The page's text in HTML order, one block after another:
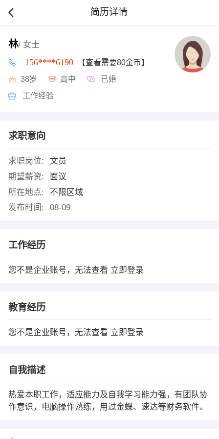
简历详情
林/ 女士
156****6190 【查看需要80金币】
38岁 高中 已婚
工作经验
求职意向
求职岗位:
文员
期望薪资:
面议
所在地点:
不限区域
发布时间:
08-09
工作经历
您不是企业账号，无法查看 立即登录
教育经历
您不是企业账号，无法查看 立即登录
自我描述
热爱本职工作，适应能力及自我学习能力强，有团队协
作意识，电脑操作熟练，用过金蝶、速达等财务软件。